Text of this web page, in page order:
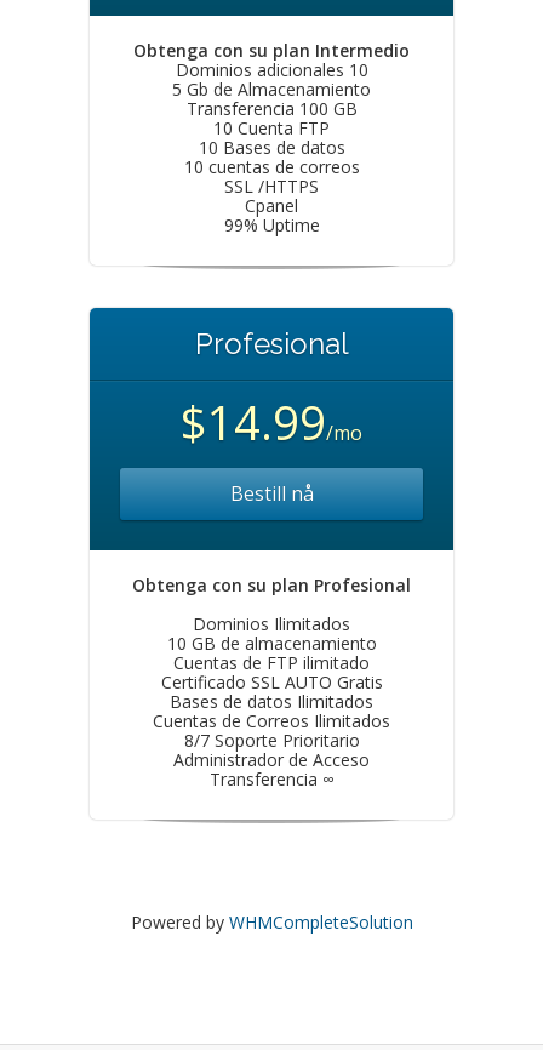
Obtenga con su plan Intermedio
Dominios adicionales 10
5 Gb de Almacenamiento
Transferencia 100 GB
10 Cuenta FTP
10 Bases de datos
10 cuentas de correos
SSL /HTTPS
Cpanel
99% Uptime
Profesional
$14.99/mo
Bestill nå
Obtenga con su plan Profesional
Dominios Ilimitados
10 GB de almacenamiento
Cuentas de FTP ilimitado
Certificado SSL AUTO Gratis
Bases de datos Ilimitados
Cuentas de Correos Ilimitados
8/7 Soporte Prioritario
Administrador de Acceso
Transferencia ∞
Powered by WHMCompleteSolution